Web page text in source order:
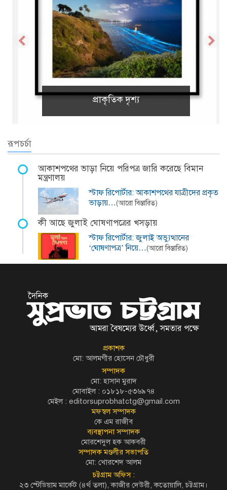
প্রাকৃতিক দৃশ্য
রূপচর্চা
আকাশপথের ভাড়া নিয়ে পরিপত্র জারি করেছে বিমান
মন্ত্রণালয়
স্টাফ রিপোর্টার: আকাশপথের যাত্রীদের প্রকৃত
ভাড়ায়…(আরো বিস্তারিত)
কী আছে জুলাই ঘোষণাপত্রের খসড়ায়
স্টাফ রিপোর্টার: জুলাই অভ্যুত্থানের
‘ঘোষণাপত্র’ নিয়ে…(আরো বিস্তারিত)
প্রকাশক
মো: আলমগীর হোসেন চৌধুরী
সম্পাদক
মো: হাসান মুরাদ
মোবাইল : ০১৮১৮-৫৩৬৯৭৪
মেইল : editorsuprobhatctg@gmail.com
মফস্বল সম্পাদক
কে এম রাজীব
ব্যবস্থাপনা সম্পাদক
মোরশেদুল হক আকবরী
সম্পাদক মণ্ডলীর সভাপতি
মো: খোরশেদ আলম
চট্টগ্রাম অফিস :
২৩ স্টেডিয়াম মার্কেট (৪র্থ তলা), কাজীর দেউরী, কতোয়ালি, চট্টগ্রাম।